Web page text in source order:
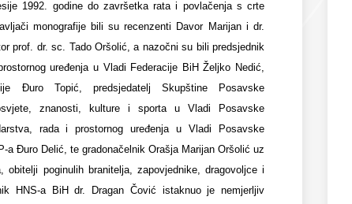
1992. godine do završetka rata i povlačenja s crte
monografije bili su recenzenti Davor Marijan i dr.
prof. dr. sc. Tado Oršolić, a nazočni su bili predsjednik
uređenja u Vladi Federacije BiH Željko Nedić,
Đuro Topić, predsjedatelj Skupštine Posavske
znanosti, kulture i sporta u Vladi Posavske
rada i prostornog uređenja u Vladi Posavske
a Đuro Delić, te gradonačelnik Orašja Marijan Oršolić uz
obitelji poginulih branitelja, zapovjednike, dragovoljce i
HNS-a BiH dr. Dragan Čović istaknuo je nemjerljiv